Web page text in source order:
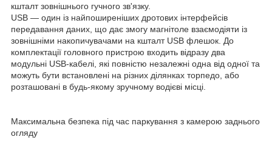
кшталт зовнішнього гучного зв'язку.
USB — один із найпоширеніших дротових інтерфейсів
передавання даних, що дає змогу магнітоле взаємодіяти із
зовнішніми накопичувачами на кшталт USB флешок. До
комплектації головного пристрою входить відразу два
модульні USB-кабелі, які повністю незалежні одна від одної та
можуть бути встановлені на різних ділянках торпедо, або
розташовані в будь-якому зручному водієві місці.
Максимальна безпека під час паркування з камерою заднього
огляду